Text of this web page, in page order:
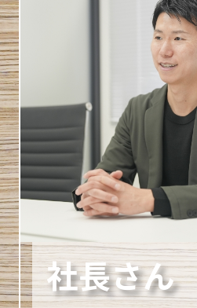
社長さん